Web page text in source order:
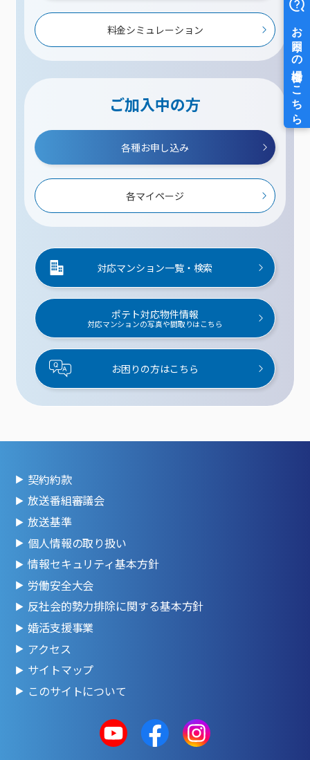
料金シミュレーション
ご加入中の方
各種お申し込み
各マイページ
対応マンション一覧・検索
ポテト対応物件情報
対応マンションの写真や間取りはこちら
お困りの方はこちら
契約約款
放送番組審議会
放送基準
個人情報の取り扱い
情報セキュリティ基本方針
労働安全大会
反社会的勢力排除に関する基本方針
婚活支援事業
アクセス
サイトマップ
このサイトについて